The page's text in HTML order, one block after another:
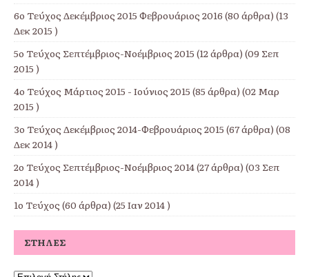
6ο Τεύχος Δεκέμβριος 2015 Φεβρουάριος 2016 (80 άρθρα) (13
Δεκ 2015 )
5ο Τεύχος Σεπτέμβριος-Νοέμβριος 2015 (12 άρθρα) (09 Σεπ
2015 )
4ο Τεύχος Μάρτιος 2015 - Ιούνιος 2015 (85 άρθρα) (02 Μαρ
2015 )
3ο Τεύχος Δεκέμβριος 2014-Φεβρουάριος 2015 (67 άρθρα) (08
Δεκ 2014 )
2ο Τεύχος Σεπτέμβριος-Νοέμβριος 2014(27 άρθρα) (03 Σεπ
2014 )
1ο Τεύχος (60 άρθρα) (25 Ιαν 2014 )
ΣΤΉΛΕΣ